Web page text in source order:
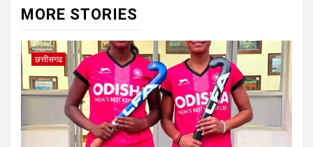
MORE STORIES
छत्तीसगढ